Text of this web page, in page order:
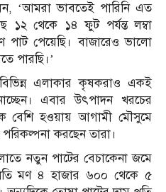
‘আমরা ভাবতেই পারিনি এত
১২ থেকে ১৪ ফুট পর্যন্ত লম্বা
পাট পেয়েছি। বাজারেও ভালো
পারছি।’
এলাকার কৃষকরাও একই
এবার উৎপাদন খরচের
বেশি হওয়ায় আগামী মৌসুমে
করছেন তারা।
নতুন পাটের বেচাকেনা জমে
মণ ৪ হাজার ৬০০ থেকে ৫